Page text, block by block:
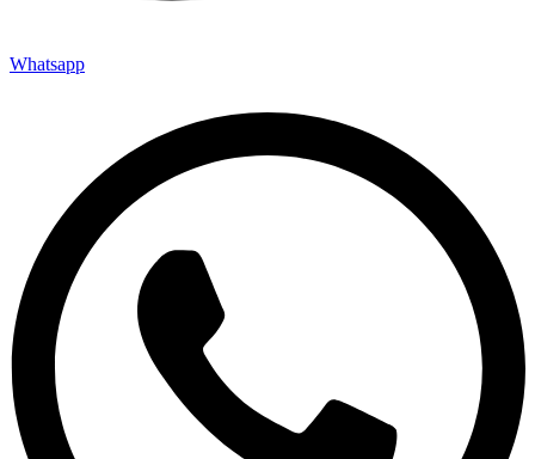
Whatsapp